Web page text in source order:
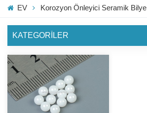
EV Korozyon Önleyici Seramik Bilye
KATEGORİLER